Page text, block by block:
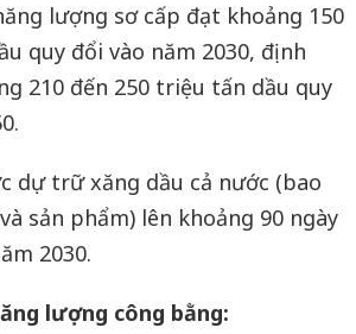
lượng sơ cấp đạt khoảng 150
quy đổi vào năm 2030, định
210 đến 250 triệu tấn dầu quy
dự trữ xăng dầu cả nước (bao
sản phẩm) lên khoảng 90 ngày
2030.
lượng công bằng: